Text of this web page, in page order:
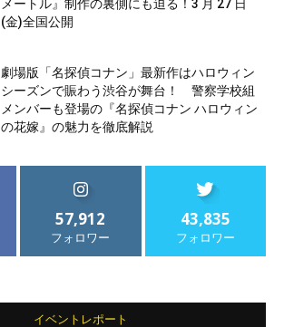
メートル』制作の裏側にも迫る！3 月 27 日
(金)全国公開
劇場版「名探偵コナン」最新作はハロウィン
シーズンで賑わう渋谷が舞台！ 警察学校組
メンバーも登場の『名探偵コナン ハロウィン
の花嫁』の魅力を徹底解説
57,912
フォロワー
43,835
フォロワー
イベントレポート